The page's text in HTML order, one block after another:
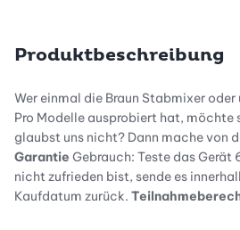
Produktbeschreibung
Wer einmal die Braun Stabmixer oder
Pro Modelle ausprobiert hat, möchte
glaubst uns nicht? Dann mache von
Garantie Gebrauch: Teste das Gerät
nicht zufrieden bist, sende es
Kaufdatum zurück.